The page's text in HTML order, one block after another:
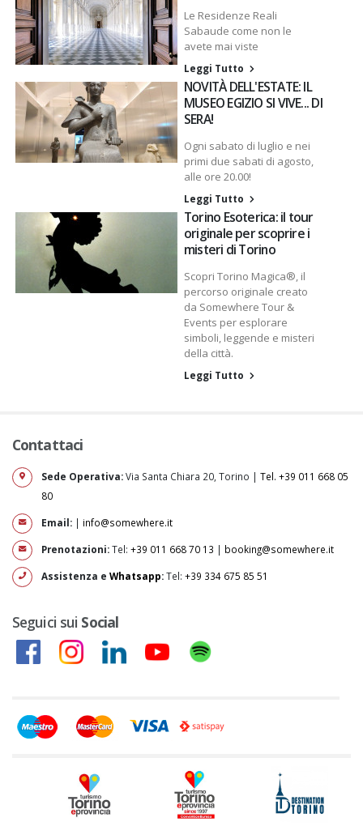
Le Residenze Reali
Sabaude come non le
avete mai viste
Leggi Tutto
NOVITÀ DELL'ESTATE: IL
MUSEO EGIZIO SI VIVE... DI
SERA!
Ogni sabato di luglio e nei
primi due sabati di agosto,
alle ore 20.00!
Leggi Tutto
Torino Esoterica: il tour
originale per scoprire i
misteri di Torino
Scopri Torino Magica®, il
percorso originale creato
da Somewhere Tour &
Events per esplorare
simboli, leggende e misteri
della città.
Leggi Tutto
Contattaci
Sede Operativa:Via Santa Chiara 20, Torino | Tel. +39 011 668 05
80
Email: | info@somewhere.it
Prenotazioni:Tel: +39 011 668 70 13 | booking@somewhere.it
Assistenza e Whatsapp:Tel: +39 334 675 85 51
Seguici sui Social